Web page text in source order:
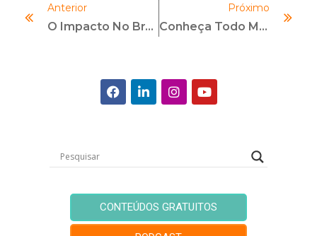
Anterior
O Impacto No Brasil Do Acordo Proposto Pela Petrobras Nos EUA
Próximo
Conheça Todo Mundo
CONTEÚDOS GRATUITOS